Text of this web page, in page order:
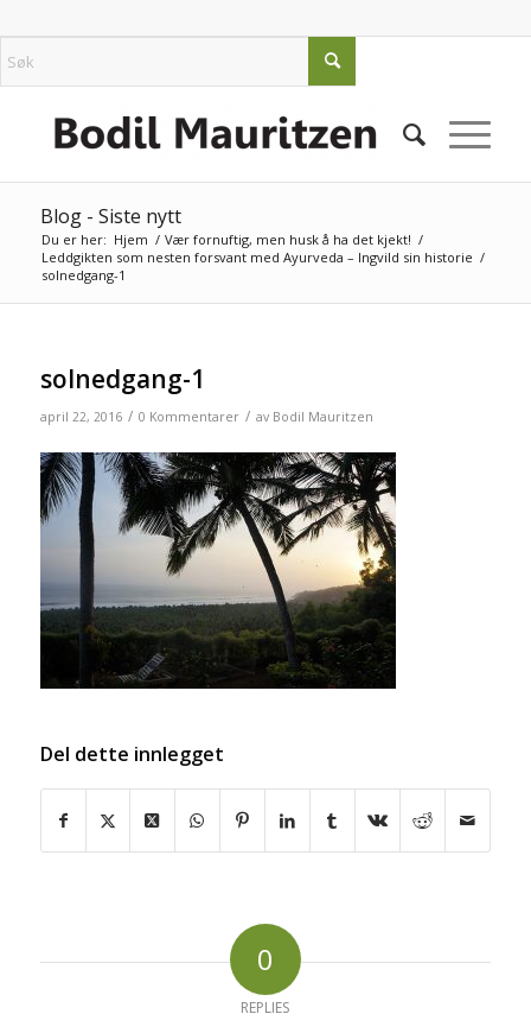
Blog - Siste nytt
Du er her: Hjem / Vær fornuftig, men husk å ha det kjekt! /
Leddgikten som nesten forsvant med Ayurveda – Ingvild sin historie /
solnedgang-1
solnedgang-1
april 22, 2016 / 0 Kommentarer / av Bodil Mauritzen
Del dette innlegget
0
REPLIES